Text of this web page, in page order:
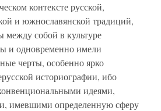
контексте русской,
и южнославянской традиций,
между собой в культуре
и одновременно имели
черты, особенно ярко
историографии, ибо
идеями,
имевшими определенную сферу